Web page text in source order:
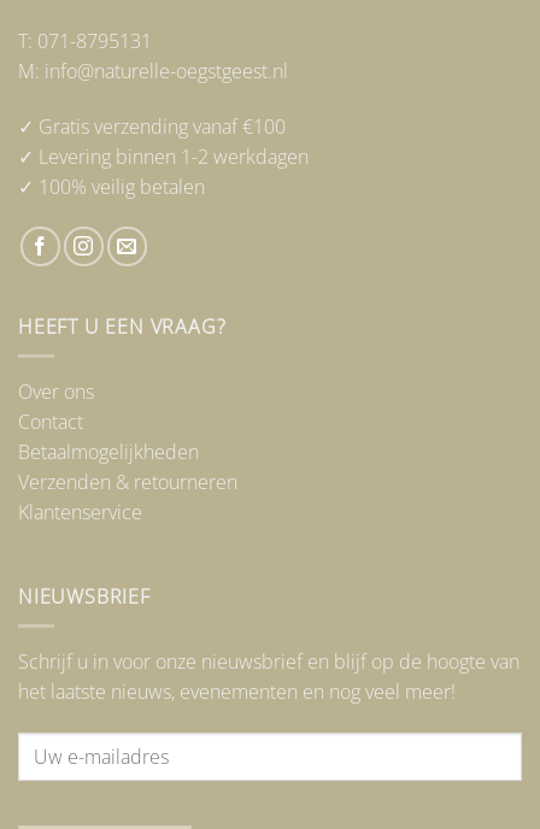
T: 071-8795131
M: info@naturelle-oegstgeest.nl
✓ Gratis verzending vanaf €100
✓ Levering binnen 1-2 werkdagen
✓ 100% veilig betalen
HEEFT U EEN VRAAG?
Over ons
Contact
Betaalmogelijkheden
Verzenden & retourneren
Klantenservice
NIEUWSBRIEF
Schrijf u in voor onze nieuwsbrief en blijf op de hoogte van
het laatste nieuws, evenementen en nog veel meer!